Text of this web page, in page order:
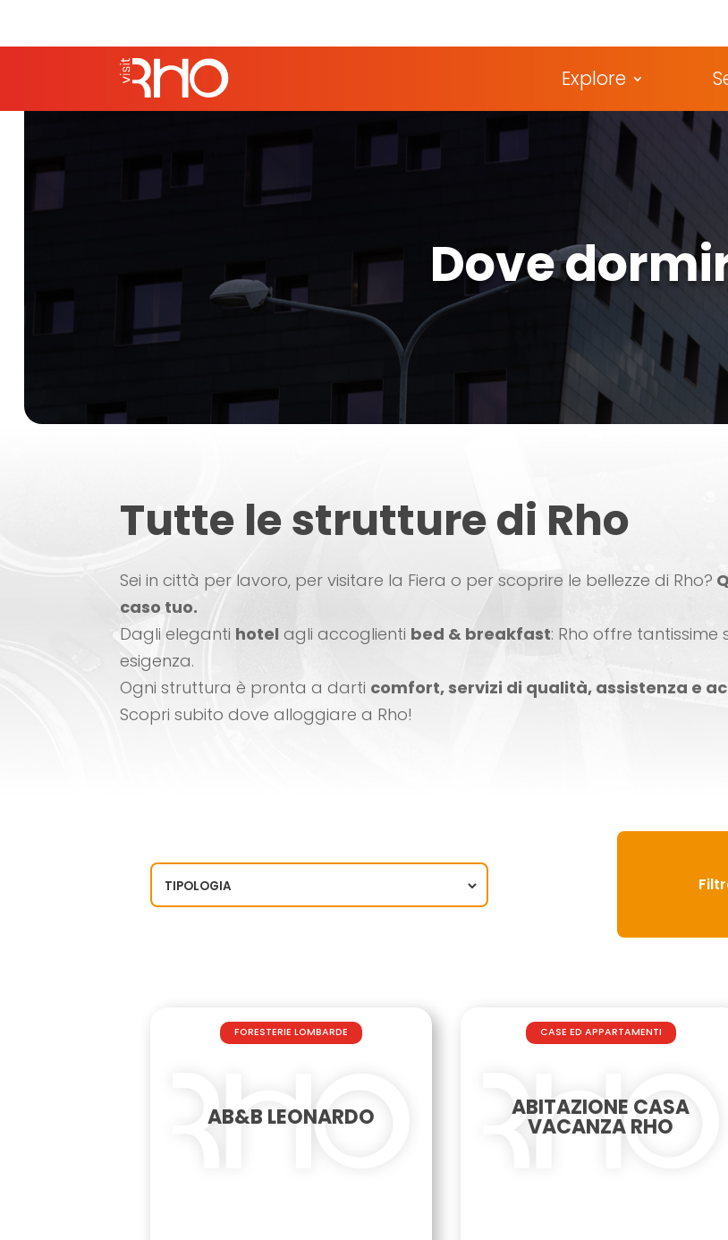
Explore
Dove
Tutte le strutture di Rho
Sei in città per lavoro, per visitare la Fiera o per scoprire le bellezze di Rho?
caso tuo.
Dagli eleganti hotel agli accoglienti bed & breakfast: Rho offre
esigenza.
Ogni struttura è pronta a darti comfort, servizi di qualità, assistenza e
Scopri subito dove alloggiare a Rho!
FORESTERIE LOMBARDE
AB&B LEONARDO
CASE ED APPARTAMENTI
ABITAZIONE CASA
VACANZA RHO